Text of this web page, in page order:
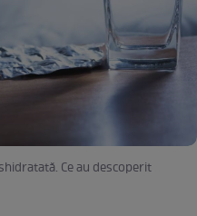
Ce au descoperit